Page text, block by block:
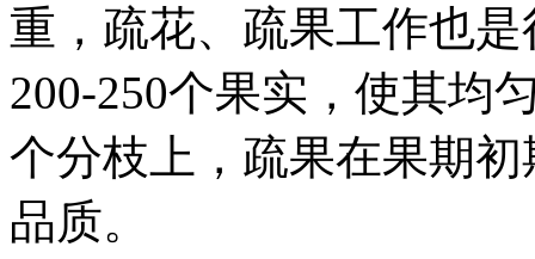
重，疏花、疏果工作也
200-250个果实，使其均
个分枝上，疏果在果期
品质。